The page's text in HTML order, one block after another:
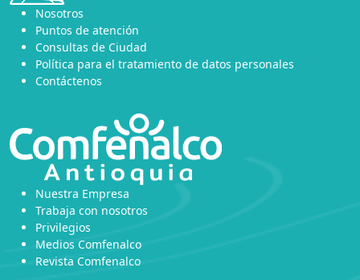
Nosotros
Puntos de atención
Consultas de Ciudad
Política para el tratamiento de datos personales
Contáctenos
Nuestra Empresa
Trabaja con nosotros
Privilegios
Medios Comfenalco
Revista Comfenalco